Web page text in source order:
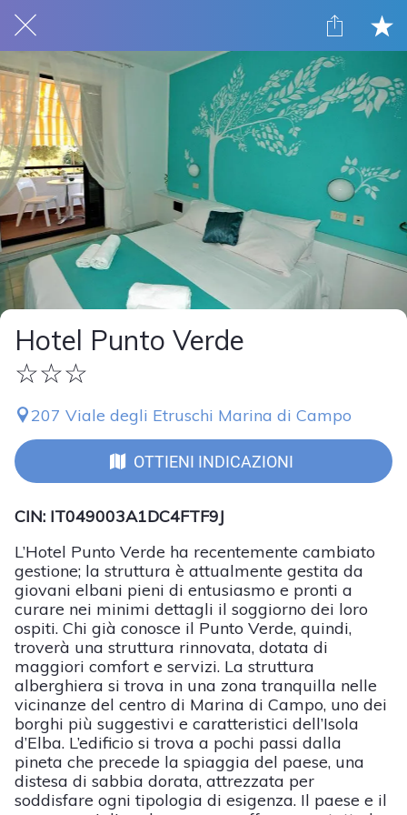
Hotel Punto Verde
☆☆☆
207 Viale degli Etruschi Marina di Campo
OTTIENI INDICAZIONI
CIN: IT049003A1DC4FTF9J
L’Hotel Punto Verde ha recentemente cambiato
gestione; la struttura è attualmente gestita da
giovani elbani pieni di entusiasmo e pronti a
curare nei minimi dettagli il soggiorno dei loro
ospiti. Chi già conosce il Punto Verde, quindi,
troverà una struttura rinnovata, dotata di
maggiori comfort e servizi. La struttura
alberghiera si trova in una zona tranquilla nelle
vicinanze del centro di Marina di Campo, uno dei
borghi più suggestivi e caratteristici dell’Isola
d’Elba. L’edificio si trova a pochi passi dalla
pineta che precede la spiaggia del paese, una
distesa di sabbia dorata, attrezzata per
soddisfare ogni tipologia di esigenza. Il paese e il